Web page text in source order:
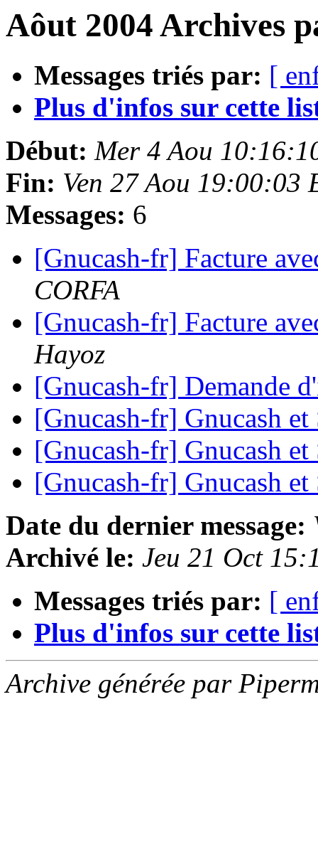
Aôut 2004 Archives
Messages triés par: [
Plus d'infos sur cette
Début: Mer 4 Aou
Fin: Ven 27 Aou 19:00:03
Messages: 6
[Gnucash-fr] Facture
CORFA
[Gnucash-fr] Facture
Hayoz
[Gnucash-fr] Demande
[Gnucash-fr] Gnucash
[Gnucash-fr] Gnucash
[Gnucash-fr] Gnucash
Date du dernier message:
Archivé le: Jeu 21 Oct
Messages triés par: [
Plus d'infos sur cette
Archive générée par